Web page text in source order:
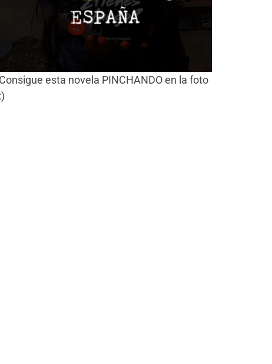
Consigue esta novela PINCHANDO en la foto
:)